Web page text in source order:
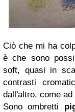
Ciò che mi ha
è che sono
soft, quasi in
contrasti
dall'altro, come
Sono ombretti